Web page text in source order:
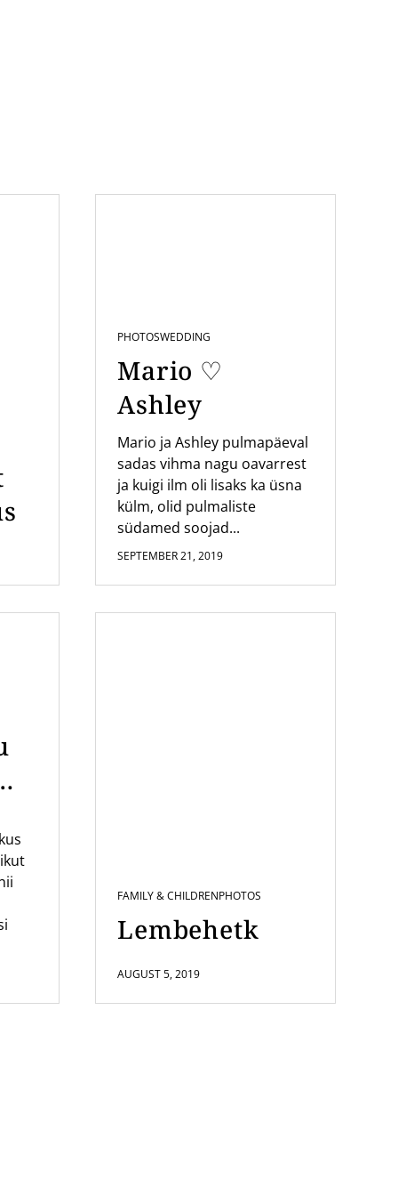
PHOTOSWEDDING
Mario ♡
Ashley
Mario ja Ashley pulmapäeval
sadas vihma nagu oavarrest
ja kuigi ilm oli lisaks ka üsna
külm, olid pulmaliste
südamed soojad...
SEPTEMBER 21, 2019
FAMILY & CHILDRENPHOTOS
Lembehetk
AUGUST 5, 2019